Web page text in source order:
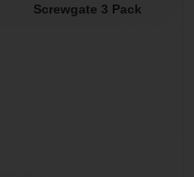
Screwgate 3 Pack